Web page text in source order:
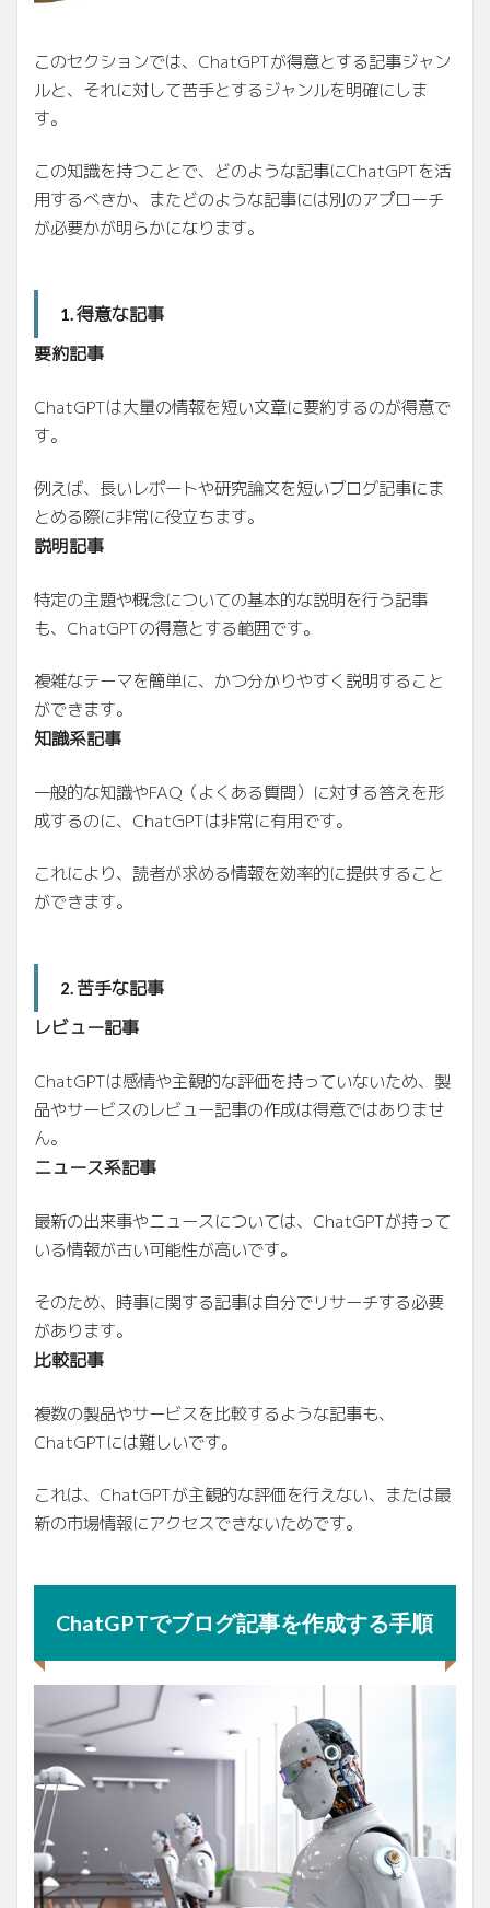
このセクションでは、ChatGPTが得意とする記事ジャン
ルと、それに対して苦手とするジャンルを明確にしま
す。
この知識を持つことで、どのような記事にChatGPTを活
用するべきか、またどのような記事には別のアプローチ
が必要かが明らかになります。
1.得意な記事
要約記事
ChatGPTは大量の情報を短い文章に要約するのが得意で
す。
例えば、長いレポートや研究論文を短いブログ記事にま
とめる際に非常に役立ちます。
説明記事
特定の主題や概念についての基本的な説明を行う記事
も、ChatGPTの得意とする範囲です。
複雑なテーマを簡単に、かつ分かりやすく説明すること
ができます。
知識系記事
一般的な知識やFAQ（よくある質問）に対する答えを形
成するのに、ChatGPTは非常に有用です。
これにより、読者が求める情報を効率的に提供すること
ができます。
2. 苦手な記事
レビュー記事
ChatGPTは感情や主観的な評価を持っていないため、製
品やサービスのレビュー記事の作成は得意ではありませ
ん。
ニュース系記事
最新の出来事やニュースについては、ChatGPTが持って
いる情報が古い可能性が高いです。
そのため、時事に関する記事は自分でリサーチする必要
があります。
比較記事
複数の製品やサービスを比較するような記事も、
ChatGPTには難しいです。
これは、ChatGPTが主観的な評価を行えない、または最
新の市場情報にアクセスできないためです。
ChatGPTでブログ記事を作成する手順